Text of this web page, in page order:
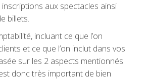
aux spectacles ainsi
billets.
incluant ce que l’on
et ce que l’on inclut dans vos
sur les 2 aspects mentionnés
donc très important de bien